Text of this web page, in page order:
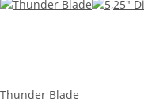
Thunder Blade